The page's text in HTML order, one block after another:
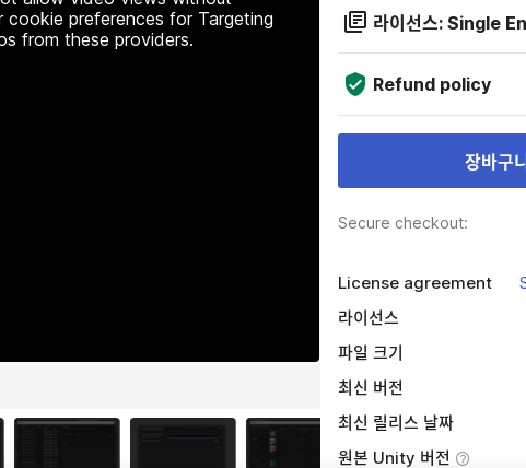
preferences for Targeting
from these providers.
라이선스: Single
Refund policy
장바구
Secure checkout:
License agreement
라이선스
파일 크기
최신 버전
최신 릴리스 날짜
원본 Unity 버전